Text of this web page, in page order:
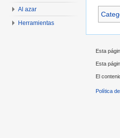
Al azar
Herramientas
Esta
Esta
El
Política